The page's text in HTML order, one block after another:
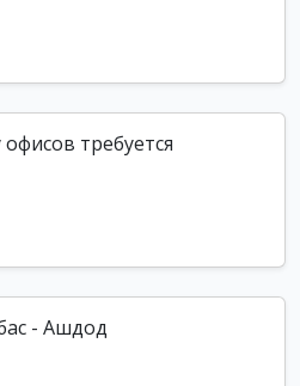
требуется
- Ашдод